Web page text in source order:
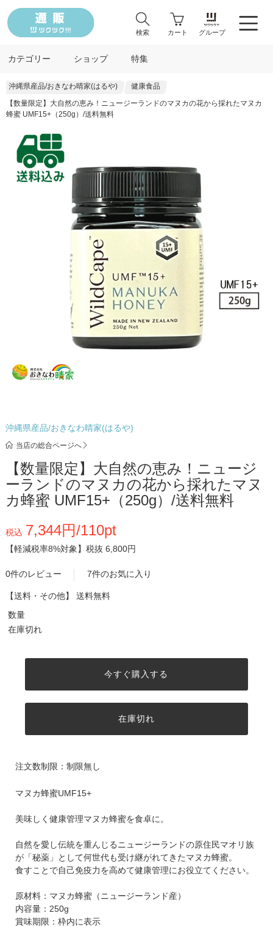
検索 カート グループ
カテゴリー ショップ 特集
沖縄県産品/おきなわ晴家(はるや)
健康食品
【数量限定】大自然の恵み！ニュージーランドのマヌカの花から採れたマヌカ
蜂蜜 UMF15+（250g）/送料無料
沖縄県産品/おきなわ晴家(はるや)
当店の総合ページへ
【数量限定】大自然の恵み！ニュージ
ーランドのマヌカの花から採れたマヌ
カ蜂蜜 UMF15+（250g）/送料無料
税込 7,344円/110pt
【軽減税率8%対象】 税抜 6,800円
0件のレビュー 7件のお気に入り
【送料・その他】 送料無料
数量
在庫切れ
今すぐ購入する
在庫切れ
注文数制限：制限無し
マヌカ蜂蜜UMF15+
美味しく健康管理マヌカ蜂蜜を食卓に。
自然を愛し伝統を重んじるニュージーランドの原住民マオリ族
が「秘薬」として何世代も受け継がれてきたマヌカ蜂蜜。
食すことで自己免疫力を高めて健康管理にお役立てください。
原材料：マヌカ蜂蜜（ニュージーランド産）
内容量：250g
賞味期限：枠内に表示